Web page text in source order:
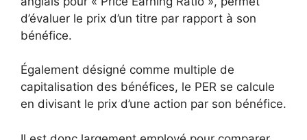
d’évaluer le prix d’un titre par rapport à son
bénéfice.
Également désigné comme multiple de
capitalisation des bénéfices, le PER se calcule
en divisant le prix d’une action par son bénéfice.